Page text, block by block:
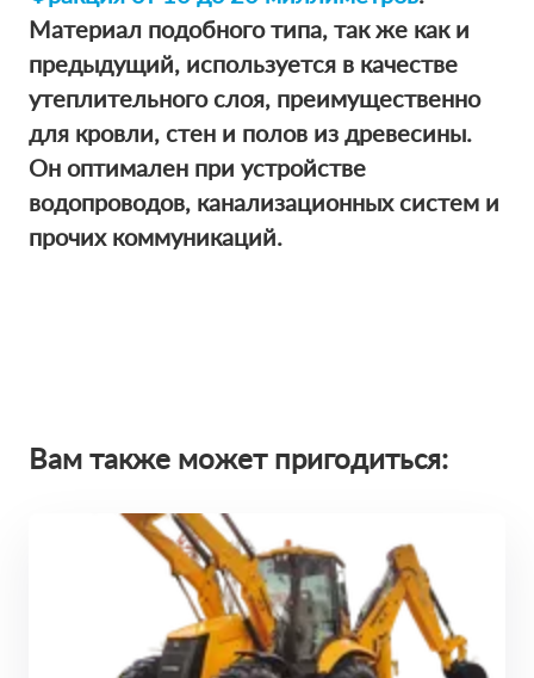
Материал подобного типа, так же как и
предыдущий, используется в качестве
утеплительного слоя, преимущественно
для кровли, стен и полов из древесины.
Он оптимален при устройстве
водопроводов, канализационных систем и
прочих коммуникаций.
Вам также может пригодиться: